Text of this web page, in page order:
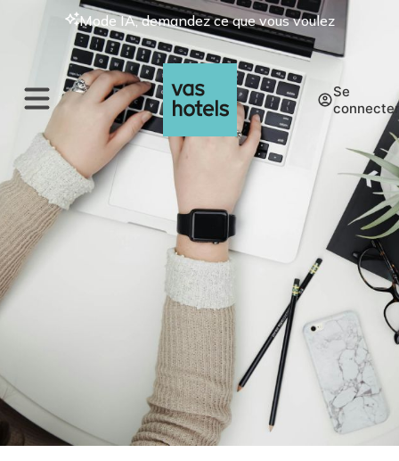
Mode IA, demandez ce que vous voulez
Se
connecter